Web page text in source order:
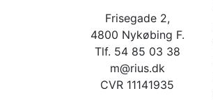
Frisegade 2,
4800 Nykøbing F.
Tlf. 54 85 03 38
m@rius.dk
CVR 11141935